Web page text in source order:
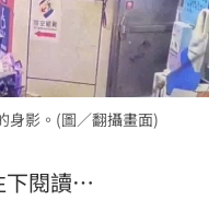
身影。(圖／翻攝畫面)
下閱讀…